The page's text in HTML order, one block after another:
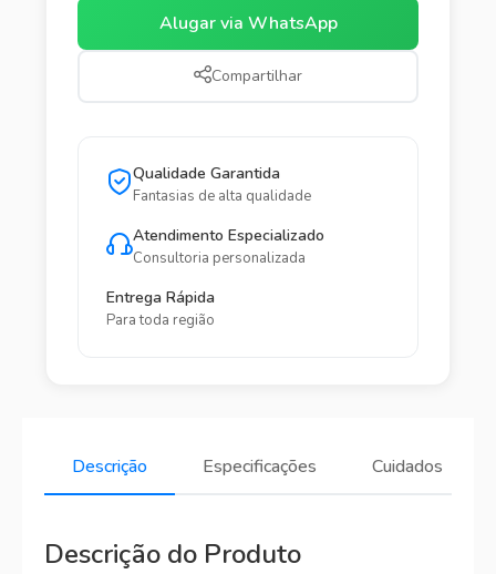
Alugar via WhatsApp
Compartilhar
Qualidade Garantida
Fantasias de alta qualidade
Atendimento Especializado
Consultoria personalizada
Entrega Rápida
Para toda região
Descrição Especificações Cuidados
Descrição do Produto